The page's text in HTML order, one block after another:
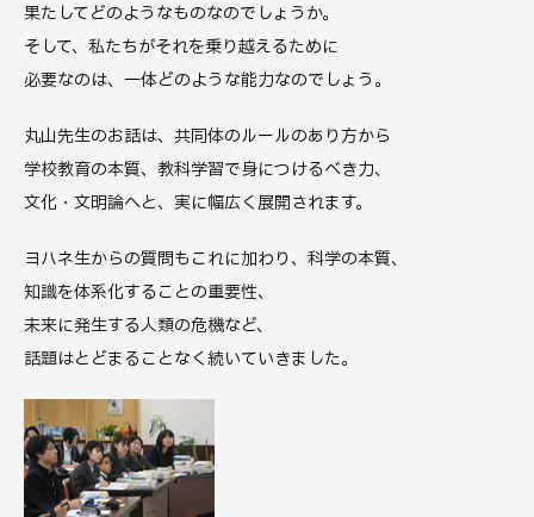
果たしてどのようなものなのでしょうか。
そして、私たちがそれを乗り越えるために
必要なのは、一体どのような能力なのでしょう。
丸山先生のお話は、共同体のルールのあり方から
学校教育の本質、教科学習で身につけるべき力、
文化・文明論へと、実に幅広く展開されます。
ヨハネ生からの質問もこれに加わり、科学の本質、
知識を体系化することの重要性、
未来に発生する人類の危機など、
話題はとどまることなく続いていきました。